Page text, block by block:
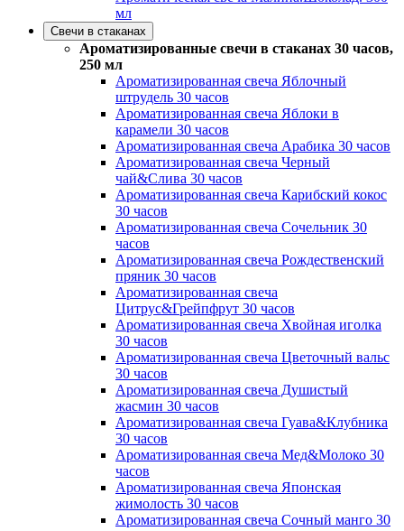
мл
Свечи в стаканах
Ароматизированные свечи в стаканах 30 часов,
250 мл
Ароматизированная свеча Яблочный
штрудель 30 часов
Ароматизированная свеча Яблоки в
карамели 30 часов
Ароматизированная свеча Арабика 30 часов
Ароматизированная свеча Черный
чай&Слива 30 часов
Ароматизированная свеча Карибский кокос
30 часов
Ароматизированная свеча Сочельник 30
часов
Ароматизированная свеча Рождественский
пряник 30 часов
Ароматизированная свеча
Цитрус&Грейпфрут 30 часов
Ароматизированная свеча Хвойная иголка
30 часов
Ароматизированная свеча Цветочный вальс
30 часов
Ароматизированная свеча Душистый
жасмин 30 часов
Ароматизированная свеча Гуава&Клубника
30 часов
Ароматизированная свеча Мед&Молоко 30
часов
Ароматизированная свеча Японская
жимолость 30 часов
Ароматизированная свеча Сочный манго 30